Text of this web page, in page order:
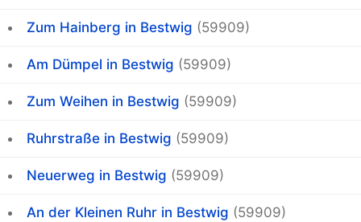
Zum Hainberg in Bestwig (59909)
Am Dümpel in Bestwig (59909)
Zum Weihen in Bestwig (59909)
Ruhrstraße in Bestwig (59909)
Neuerweg in Bestwig (59909)
An der Kleinen Ruhr in Bestwig (59909)